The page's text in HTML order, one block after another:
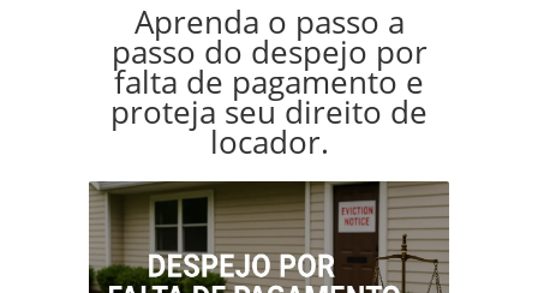
Aprenda o passo a
passo do despejo por
falta de pagamento e
proteja seu direito de
locador.